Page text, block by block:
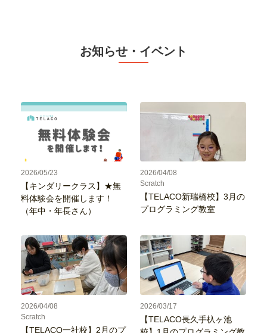
お知らせ・イベント
2026/05/23
【キンダリークラス】★無
料体験会を開催します！
（年中・年長さん）
2026/04/08
Scratch
【TELACO新瑞橋校】3月の
プログラミング教室
2026/04/08
Scratch
【TELACO一社校】2月のプ
2026/03/17
【TELACO長久手杁ヶ池